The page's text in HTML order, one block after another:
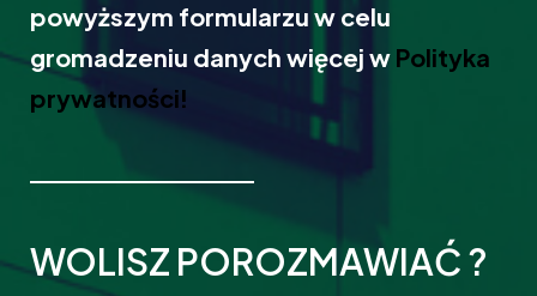
powyższym formularzu w celu
gromadzeniu danych więcej w Polityka
prywatności!
WOLISZ POROZMAWIAĆ ?